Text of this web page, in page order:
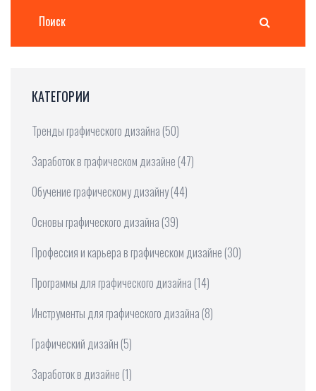
КАТЕГОРИИ
Тренды графического дизайна (50)
Заработок в графическом дизайне (47)
Обучение графическому дизайну(44)
Основы графического дизайна (39)
Профессия и карьера в графическом дизайне (30)
Программы для графического дизайна (14)
Инструменты для графического дизайна (8)
Графический дизайн (5)
Заработок в дизайне (1)